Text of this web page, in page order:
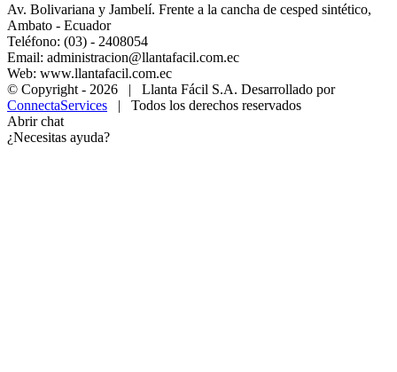
Av. Bolivariana y Jambelí. Frente a la cancha de cesped sintético,
Ambato - Ecuador
Teléfono: (03) - 2408054
Email: administracion@llantafacil.com.ec
Web: www.llantafacil.com.ec
© Copyright - 2026 | Llanta Fácil S.A. Desarrollado por
ConnectaServices | Todos los derechos reservados
Abrir chat
¿Necesitas ayuda?